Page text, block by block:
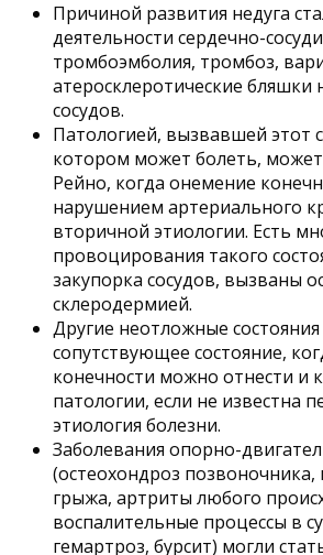
Причиной развития недуга
деятельности сердечно-
тромбоэмболия, тромбоз,
атеросклеротические бляшки
сосудов.
Патологией, вызвавшей этот
котором может болеть,
Рейно, когда онемение
нарушением артериального
вторичной этиологии. Есть
провоцирования такого
закупорка сосудов, вызваны
склеродермией.
Другие неотложные
сопутствующее состояние,
конечности можно отнести и
патологии, если не известна
этиология болезни.
Заболевания опорно-
(остеохондроз
грыжа, артриты любого
воспалительные процессы в
гемартроз, бурсит) могли